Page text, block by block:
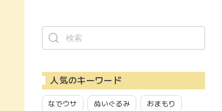
人気のキーワード
なでウサ ぬいぐるみ おまもり